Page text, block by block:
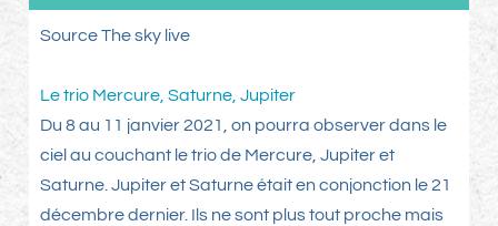
Source The sky live
Le trio Mercure, Saturne, Jupiter
Du 8 au 11 janvier 2021, on pourra observer dans le
ciel au couchant le trio de Mercure, Jupiter et
Saturne. Jupiter et Saturne était en conjonction le 21
décembre dernier. Ils ne sont plus tout proche mais